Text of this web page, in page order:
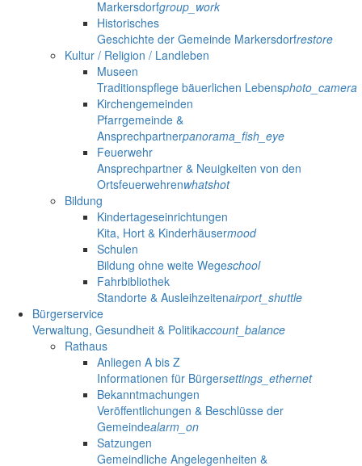
Markersdorfgroup_work
Historisches
Geschichte der Gemeinde Markersdorfrestore
Kultur / Religion / Landleben
Museen
Traditionspflege bäuerlichen Lebensphoto_camera
Kirchengemeinden
Pfarrgemeinde &
Ansprechpartnerpanorama_fish_eye
Feuerwehr
Ansprechpartner & Neuigkeiten von den
Ortsfeuerwehrenwhatshot
Bildung
Kindertageseinrichtungen
Kita, Hort & Kinderhäusermood
Schulen
Bildung ohne weite Wegeschool
Fahrbibliothek
Standorte & Ausleihzeitenairport_shuttle
Bürgerservice
Verwaltung, Gesundheit & Politikaccount_balance
Rathaus
Anliegen A bis Z
Informationen für Bürgersettings_ethernet
Bekanntmachungen
Veröffentlichungen & Beschlüsse der
Gemeindealarm_on
Satzungen
Gemeindliche Angelegenheiten &